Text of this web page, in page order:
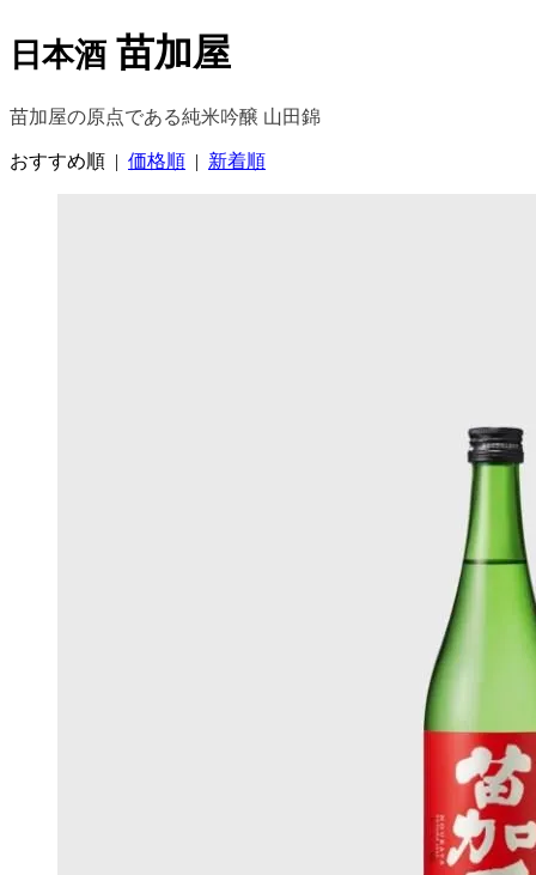
日本酒 苗加屋
苗加屋の原点である純米吟醸 山田錦
おすすめ順 | 価格順 | 新着順